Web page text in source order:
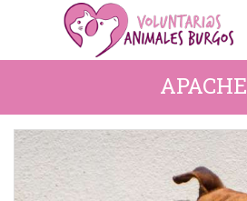
APACHE
INICIO
ANIMALES
ACTIVIDADES
CONTACTO